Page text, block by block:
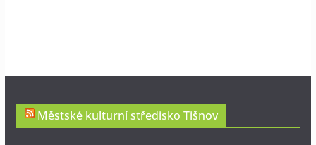
Městské kulturní středisko Tišnov